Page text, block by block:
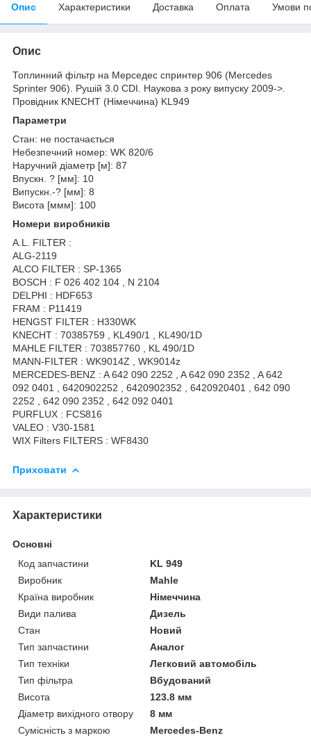
Опис Характеристики Доставка Оплата Умови
Опис
Топлинний фільтр на Мерседес спринтер 906 (Mercedes
Sprinter 906). Рушій 3.0 CDI. Наукова з року випуску 2009->.
Провідник KNECHT (Німеччина) KL949
Параметри
Стан: не постачається
Небезпечний номер: WK 820/6
Наручний діаметр [м]: 87
Впускн. ? [мм]: 10
Випускн.-? [мм]: 8
Висота [ммм]: 100
Номери виробників
A.L. FILTER :
ALG-2119
ALCO FILTER : SP-1365
BOSCH : F 026 402 104 , N 2104
DELPHI : HDF653
FRAM : P11419
HENGST FILTER : H330WK
KNECHT : 70385759 , KL490/1 , KL490/1D
MAHLE FILTER : 703857760 , KL 490/1D
MANN-FILTER : WK9014Z , WK9014z
MERCEDES-BENZ : A 642 090 2252 , A 642 090 2352 , A 642
092 0401 , 6420902252 , 6420902352 , 6420920401 , 642 090
2252 , 642 090 2352 , 642 092 0401
PURFLUX : FCS816
VALEO : V30-1581
WIX Filters FILTERS : WF8430
Приховати
Характеристики
Основні
Код запчастини
KL 949
Виробник
Mahle
Країна виробник
Німеччина
Види палива
Дизель
Стан
Новий
Тип запчастини
Аналог
Тип техніки
Легковий автомобіль
Тип фільтра
Вбудований
Висота
123.8 мм
Діаметр вихідного отвору
8 мм
Сумісність з маркою
Mercedes-Benz